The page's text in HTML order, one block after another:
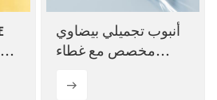
أنبوب تجميلي بيضاوي
مخصص مع غطاء